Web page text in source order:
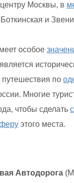
Москвы, в
Боткинская и
особое
путешествия по
Многие
чтобы сделать
этого места.
Автодорога